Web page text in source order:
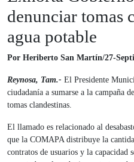
denunciar tomas
agua potable
Por Heriberto San Martín/27-
Reynosa, Tam.- El Presidente
ciudadanía a sumarse a la campaña
tomas clandestinas.
El llamado es relacionado al
que la COMAPA distribuye la
contratos de usuarios y la capacidad